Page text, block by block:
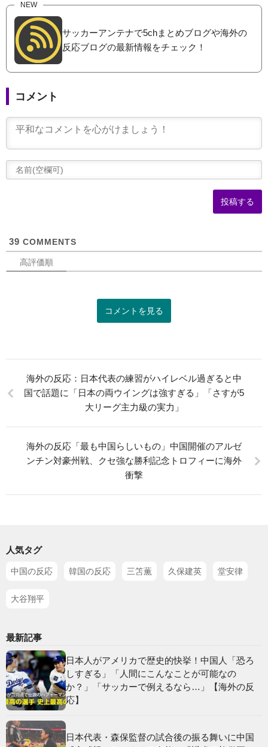
NEW
サッカーアンテナで5chまとめブログや海外の
反応ブログの最新情報をチェック！
コメント
39 COMMENTS
高評価順
コメントを見る
海外の反応：日本代表の練習がハイレベル過ぎると中
国で話題に「日本の両ウイングは強すぎる」「さすが5
大リーグ主力級の実力」
海外の反応「最も中国らしいもの」中国開催のアルゼ
ンチン対豪州戦、クセ強な勝利記念トロフィーに海外
衝撃
人気タグ
中国の反応 韓国の反応 三笘薫 久保建英 堂安律
大谷翔平
最新記事
日本人がアメリカで歴史的快挙！中国人「恐ろ
しすぎる」「人間にこんなことが可能なの
か？」「サッカーで例えるなら…」【海外の反
応】
日本代表・森保監督の試合後の振る舞いに中国